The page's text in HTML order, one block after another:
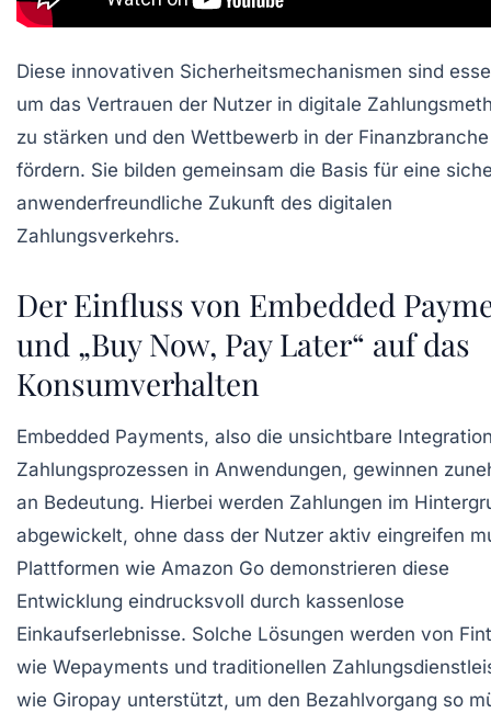
Diese innovativen Sicherheitsmechanismen sind
um das Vertrauen der Nutzer in digitale
zu stärken und den Wettbewerb in der
fördern. Sie bilden gemeinsam die Basis für eine
anwenderfreundliche Zukunft des digitalen
Zahlungsverkehrs.
Der Einfluss von Embedded
und „Buy Now, Pay Later“ auf das
Konsumverhalten
Embedded Payments, also die unsichtbare
Zahlungsprozessen in Anwendungen, gewinnen
an Bedeutung. Hierbei werden Zahlungen im
abgewickelt, ohne dass der Nutzer aktiv eingreifen
Plattformen wie Amazon Go demonstrieren diese
Entwicklung eindrucksvoll durch kassenlose
Einkaufserlebnisse. Solche Lösungen werden von
wie Wepayments und traditionellen
wie Giropay unterstützt, um den Bezahlvorgang so